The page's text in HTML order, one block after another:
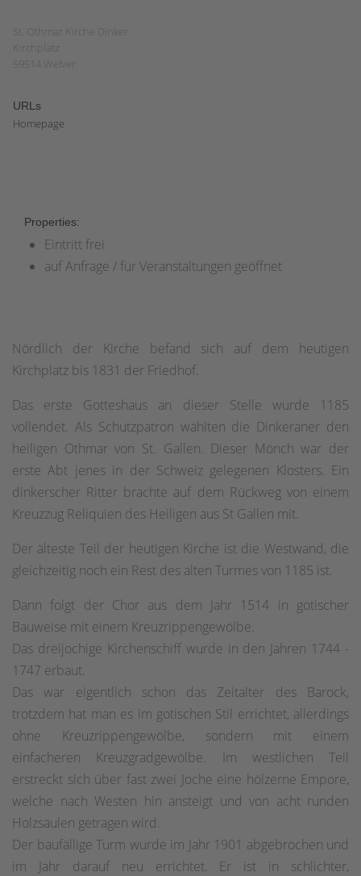
St. Othmar Kirche Dinker
Kirchplatz
59514 Welver
URLs
Homepage
Properties:
Eintritt frei
auf Anfrage / für Veranstaltungen geöffnet
Nördlich der Kirche befand sich auf dem heutigen
Kirchplatz bis 1831 der Friedhof.
Das erste Gotteshaus an dieser Stelle wurde 1185
vollendet. Als Schutzpatron wählten die Dinkeraner den
heiligen Othmar von St. Gallen. Dieser Mönch war der
erste Abt jenes in der Schweiz gelegenen Klosters. Ein
dinkerscher Ritter brachte auf dem Rückweg von einem
Kreuzzug Reliquien des Heiligen aus St Gallen mit.
Der älteste Teil der heutigen Kirche ist die Westwand, die
gleichzeitig noch ein Rest des alten Turmes von 1185 ist.
Dann folgt der Chor aus dem Jahr 1514 in gotischer
Bauweise mit einem Kreuzrippengewölbe.
Das dreijochige Kirchenschiff wurde in den Jahren 1744 -
1747 erbaut.
Das war eigentlich schon das Zeitalter des Barock,
trotzdem hat man es im gotischen Stil errichtet, allerdings
ohne Kreuzrippengewölbe, sondern mit einem
einfacheren Kreuzgradgewölbe. Im westlichen Teil
erstreckt sich über fast zwei Joche eine hölzerne Empore,
welche nach Westen hin ansteigt und von acht runden
Holzsäulen getragen wird.
Der baufällige Turm wurde im Jahr 1901 abgebrochen und
im Jahr darauf neu errichtet. Er ist in schlichter,